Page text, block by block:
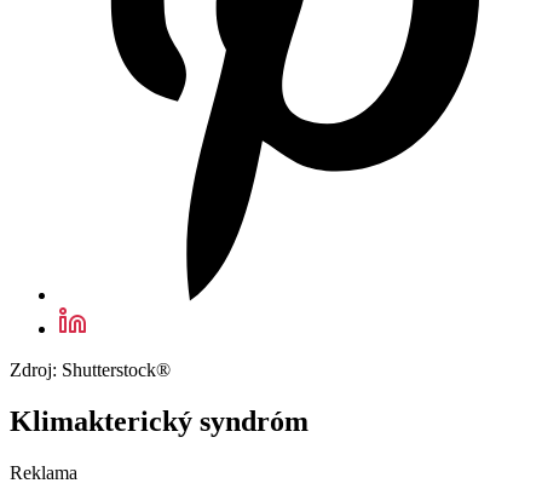
Zdroj: Shutterstock®
Klimakterický syndróm
Reklama